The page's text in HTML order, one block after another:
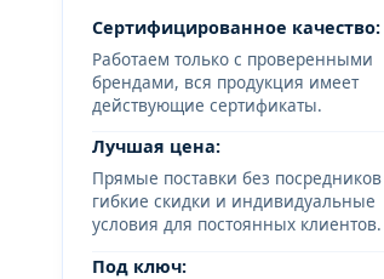
Сертифицированное качество:
Работаем только с проверенными
брендами, вся продукция имеет
действующие сертификаты.
Лучшая цена:
Прямые поставки без
гибкие скидки и индивидуальные
условия для постоянных клиентов.
Под ключ: